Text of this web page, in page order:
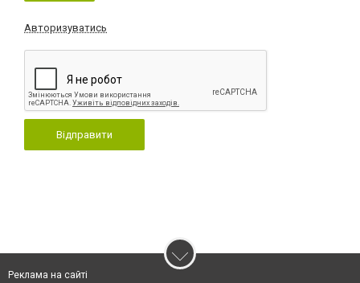
Авторизуватись
Відправити
Реклама на сайті